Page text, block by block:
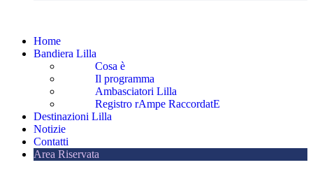
Home
Bandiera Lilla
Cosa è
Il programma
Ambasciatori Lilla
Registro rAmpe RaccordatE
Destinazioni Lilla
Notizie
Contatti
Area Riservata